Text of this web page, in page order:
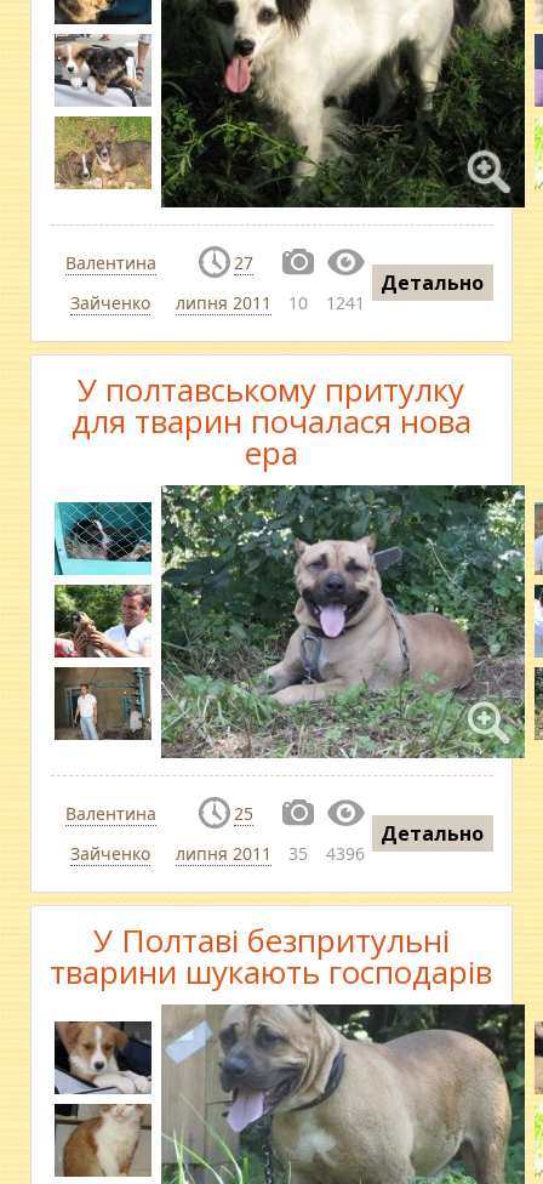
Валентина
Зайченко
27
липня 2011
10 1241
Детально
У полтавському притулку
для тварин почалася нова
ера
Валентина
Зайченко
25
липня 2011
35 4396
Детально
У Полтаві безпритульні
тварини шукають господарів